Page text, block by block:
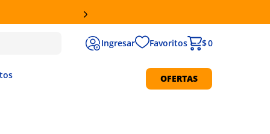
Favoritos $ 0
OFERTAS